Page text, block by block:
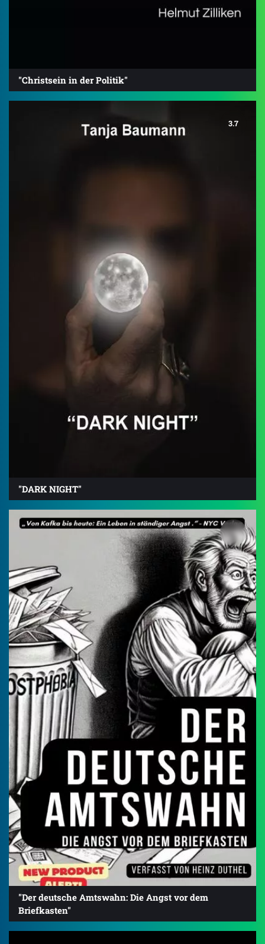
"Christsein in der Politik"
3.7
"DARK NIGHT"
"Der deutsche Amtswahn: Die Angst vor dem
Briefkasten"